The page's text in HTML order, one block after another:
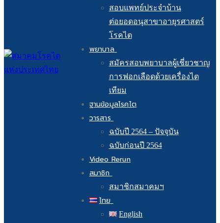
สอบแพทย์ประจำบ้าน
ต่อยอดอนุสาขาอายุรศาสตร์
โรคไต
พยาบาล
สมัครสอบพยาบาลผู้เชี่ยวชาญ
การฟอกเลือดด้วยเครื่องไต
เทียม
ฐานข้อมูลโรคไต
วารสาร
ฉบับปี 2564 – ปัจจุบัน
ฉบับก่อนปี 2564
Video Rerun
สมาชิก
สมาชิกสมาคมฯ
ไทย
English